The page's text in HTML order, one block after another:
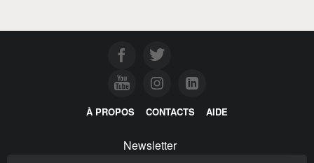
À PROPOS CONTACTS AIDE
Newsletter